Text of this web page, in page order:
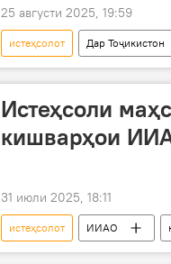
25 августи 2025, 19:59
истеҳсолот Дар Тоҷикистон
Истеҳсоли
кишварҳои
31 июли 2025, 18:11
истеҳсолот ИИАО